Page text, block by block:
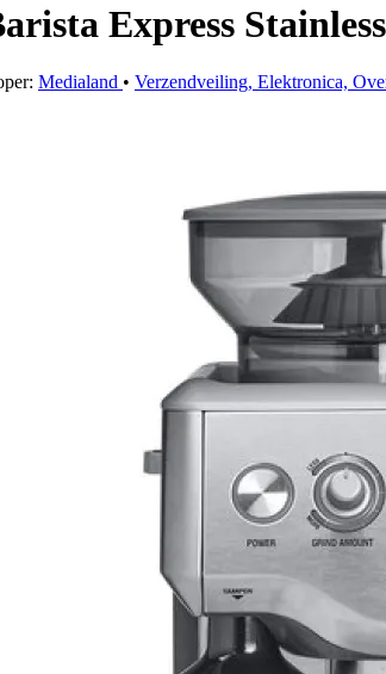
Express
Medialand • Verzendveiling, Elektronica,